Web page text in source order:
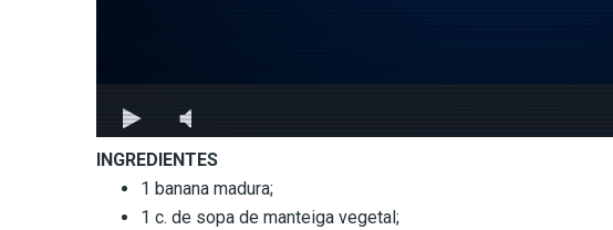
INGREDIENTES
1 banana madura;
1 c. de sopa de manteiga vegetal;